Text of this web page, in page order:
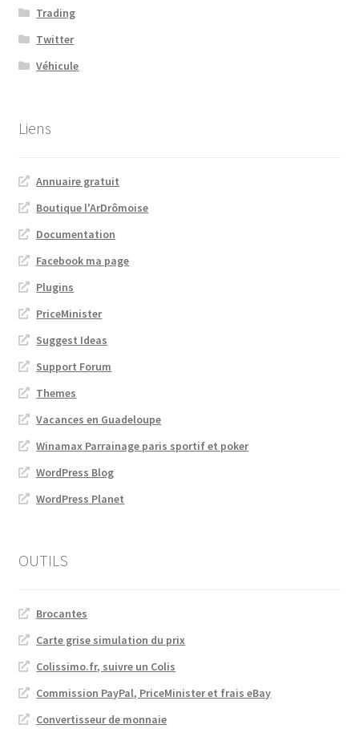
Trading
Twitter
Véhicule
Liens
Annuaire gratuit
Boutique l'ArDrômoise
Documentation
Facebook ma page
Plugins
PriceMinister
Suggest Ideas
Support Forum
Themes
Vacances en Guadeloupe
Winamax Parrainage paris sportif et poker
WordPress Blog
WordPress Planet
OUTILS
Brocantes
Carte grise simulation du prix
Colissimo.fr, suivre un Colis
Commission PayPal, PriceMinister et frais eBay
Convertisseur de monnaie